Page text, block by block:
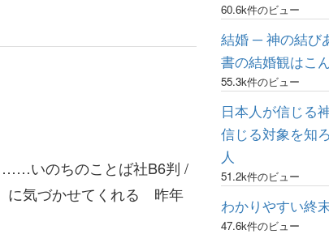
……いのちのことば社B6判 /
に気づかせてくれる 昨年
60.6k件のビュー
結婚 ─ 神の結び
書の結婚観はこ
55.3k件のビュー
日本人が信じる
信じる対象を知
人
51.2k件のビュー
わかりやすい終
47.6k件のビュー